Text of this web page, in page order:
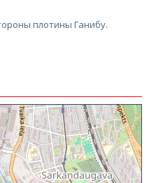
плотины Ганибу.